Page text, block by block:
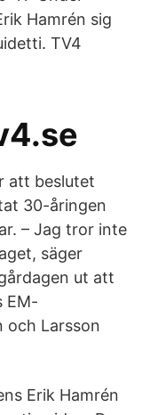
Hamrén sig
TV4
att beslutet
30-åringen
– Jag tror inte
säger
ut att
EM-
och Larsson
Erik Hamrén